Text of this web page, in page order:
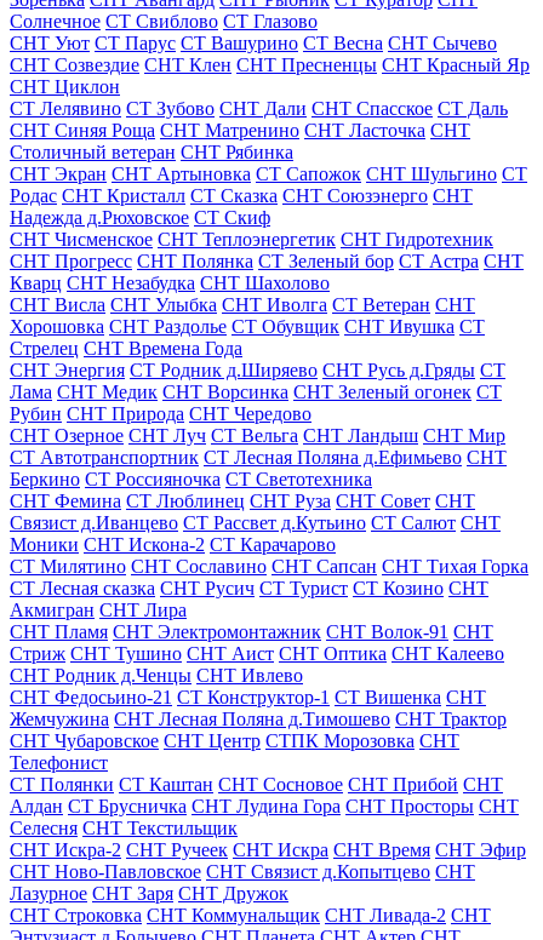
Солнечное СТ Свиблово СТ Глазово
СНТ Уют СТ Парус СТ Вашурино СТ Весна СНТ Сычево
СНТ Созвездие СНТ Клен СНТ Пресненцы СНТ Красный Яр
СНТ Циклон
СТ Лелявино СТ Зубово СНТ Дали СНТ Спасское СТ Даль
СНТ Синяя Роща СНТ Матренино СНТ Ласточка СНТ
Столичный ветеран СНТ Рябинка
СНТ Экран СНТ Артыновка СТ Сапожок СНТ Шульгино СТ
Родас СНТ Кристалл СТ Сказка СНТ Союзэнерго СНТ
Надежда д.Рюховское СТ Скиф
СНТ Чисменское СНТ Теплоэнергетик СНТ Гидротехник
СНТ Прогресс СНТ Полянка СТ Зеленый бор СТ Астра СНТ
Кварц СНТ Незабудка СНТ Шахолово
СНТ Висла СНТ Улыбка СНТ Иволга СТ Ветеран СНТ
Хорошовка СНТ Раздолье СТ Обувщик СНТ Ивушка СТ
Стрелец СНТ Времена Года
СНТ Энергия СТ Родник д.Ширяево СНТ Русь д.Гряды СТ
Лама СНТ Медик СНТ Ворсинка СНТ Зеленый огонек СТ
Рубин СНТ Природа СНТ Чередово
СНТ Озерное СНТ Луч СТ Вельга СНТ Ландыш СНТ Мир
СТ Автотранспортник СТ Лесная Поляна д.Ефимьево СНТ
Беркино СТ Россияночка СТ Светотехника
СНТ Фемина СТ Люблинец СНТ Руза СНТ Совет СНТ
Связист д.Иванцево СТ Рассвет д.Кутьино СТ Салют СНТ
Моники СНТ Искона-2 СТ Карачарово
СТ Милятино СНТ Сославино СНТ Сапсан СНТ Тихая Горка
СТ Лесная сказка СНТ Русич СТ Турист СТ Козино СНТ
Акмигран СНТ Лира
СНТ Пламя СНТ Электромонтажник СНТ Волок-91 СНТ
Стриж СНТ Тушино СНТ Аист СНТ Оптика СНТ Калеево
СНТ Родник д.Ченцы СНТ Ивлево
СНТ Федосьино-21 СТ Конструктор-1 СТ Вишенка СНТ
Жемчужина СНТ Лесная Поляна д.Тимошево СНТ Трактор
СНТ Чубаровское СНТ Центр СТПК Морозовка СНТ
Телефонист
СТ Полянки СТ Каштан СНТ Сосновое СНТ Прибой СНТ
Алдан СТ Брусничка СНТ Лудина Гора СНТ Просторы СНТ
Селесня СНТ Текстильщик
СНТ Искра-2 СНТ Ручеек СНТ Искра СНТ Время СНТ Эфир
СНТ Ново-Павловское СНТ Связист д.Копытцево СНТ
Лазурное СНТ Заря СНТ Дружок
СНТ Строковка СНТ Коммунальщик СНТ Ливада-2 СНТ